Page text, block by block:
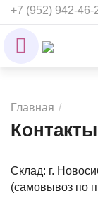
+7 (952) 942-46-
Главная /
Контакты
Склад: г.
(самовывоз по